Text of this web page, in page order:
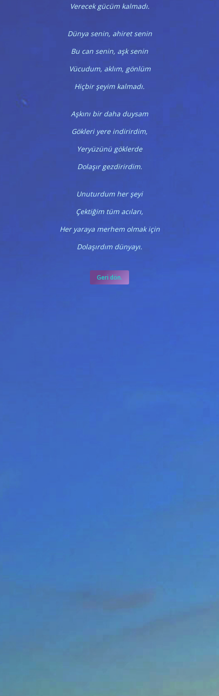
Verecek gücüm kalmadı.
Dünya senin, ahiret senin
Bu can senin, aşk senin
Vücudum, aklım, gönlüm
Hiçbir şeyim kalmadı.
Aşkını bir daha duysam
Gökleri yere indirirdim,
Yeryüzünü göklerde
Dolaşır gezdirirdim.
Unuturdum her şeyi
Çektiğim tüm acıları,
Her yaraya merhem olmak için
Dolaşırdım dünyayı.
Geri dön.